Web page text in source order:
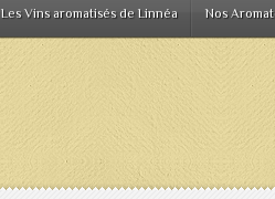
Les Vins aromatisés de Linnéa Nos